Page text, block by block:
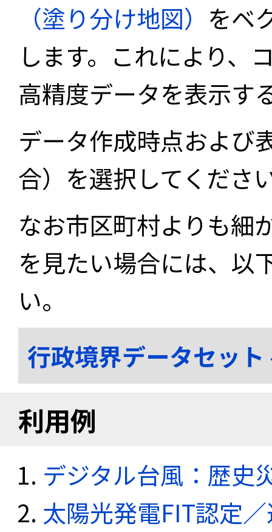
（塗り分け地図） をベ
します。これにより、
高精度データを表示す
データ作成時点および
合）を選択してくださ
なお市区町村よりも細
を見たい場合には、以
い。
行政境界データセッ
利用例
デジタル台風：歴史
太陽光発電FIT認定